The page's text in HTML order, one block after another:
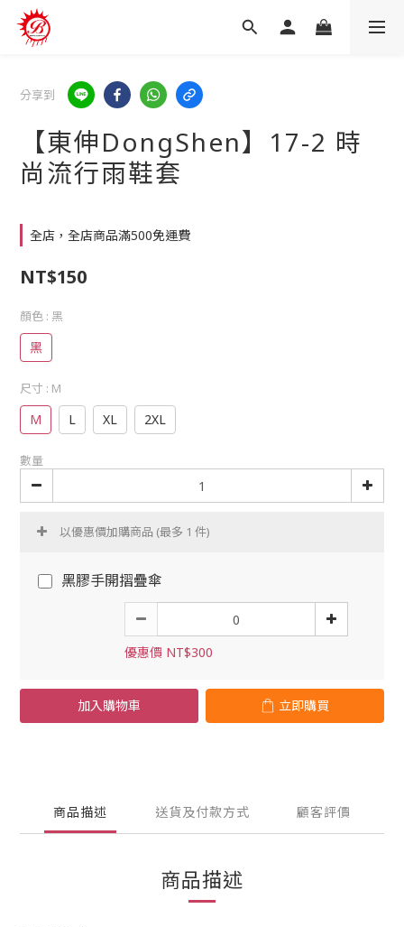
分享到
【東伸DongShen】17-2 時
尚流行雨鞋套
全店，全店商品滿500免運費
NT$150
顏色 : 黑
黑
尺寸 : M
M L XL 2XL
數量
以優惠價加購商品 (最多 1 件)
黑膠手開摺疊傘
優惠價 NT$300
加入購物車 立即購買
商品描述 送貨及付款方式 顧客評價
商品描述